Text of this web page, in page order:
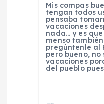
Mis compas
tengan todos
pensaba
vacaciones
nada… y es
menso
pregúntenle al
pero bueno, no
vacaciones
del pueblo